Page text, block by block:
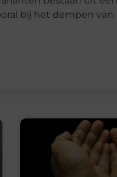
bij het dempen van